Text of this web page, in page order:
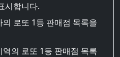
시합니다.
로또 1등 판매점 목록을
의 로또 1등 판매점 목록